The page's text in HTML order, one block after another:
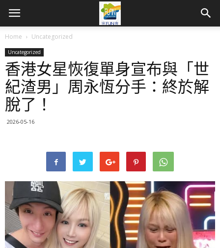
Home Uncategorized
Uncategorized
香港女星恢復單身宣布與「世
紀渣男」周永恆分手：終於解
脫了！
2026-05-16